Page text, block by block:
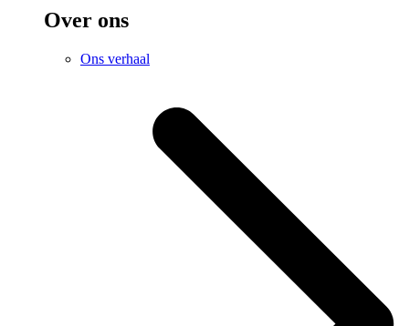
Over ons
Ons verhaal